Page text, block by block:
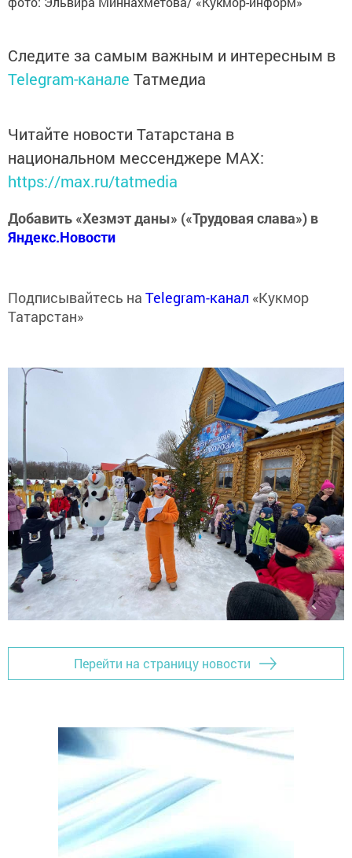
Следите за самым важным и интересным в
Telegram-канале Татмедиа
Читайте новости Татарстана в
национальном мессенджере MАХ:
https://max.ru/tatmedia
Добавить «Хезмэт даны» («Трудовая слава») в
Яндекс.Новости
Подписывайтесь на Telegram-канал «Кукмор
Татарстан»
Перейти на страницу новости